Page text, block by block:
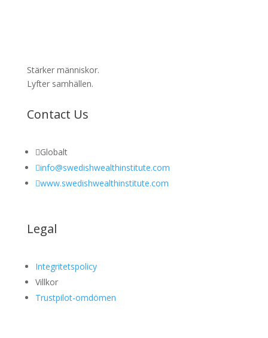
Stärker människor.
Lyfter samhällen.
Contact Us
Globalt
info@swedishwealthinstitute.com
www.swedishwealthinstitute.com
Legal
Integritetspolicy
Villkor
Trustpilot-omdömen